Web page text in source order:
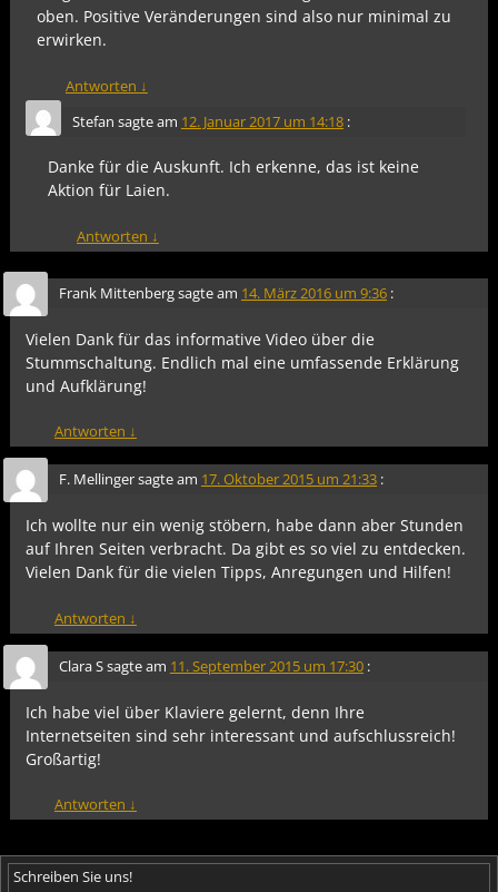
oben. Positive Veränderungen sind also nur minimal zu
erwirken.
Antworten ↓
Stefan sagte am 12. Januar 2017 um 14:18 :
Danke für die Auskunft. Ich erkenne, das ist keine
Aktion für Laien.
Antworten ↓
Frank Mittenbergsagte am 14. März 2016 um 9:36 :
Vielen Dank für das informative Video über die
Stummschaltung. Endlich mal eine umfassende Erklärung
und Aufklärung!
Antworten ↓
F. Mellingersagte am 17. Oktober 2015 um 21:33 :
Ich wollte nur ein wenig stöbern, habe dann aber Stunden
auf Ihren Seiten verbracht. Da gibt es so viel zu entdecken.
Vielen Dank für die vielen Tipps, Anregungen und Hilfen!
Antworten ↓
Clara Ssagte am 11. September 2015 um 17:30 :
Ich habe viel über Klaviere gelernt, denn Ihre
Internetseiten sind sehr interessant und aufschlussreich!
Großartig!
Antworten ↓
Schreiben Sie uns!